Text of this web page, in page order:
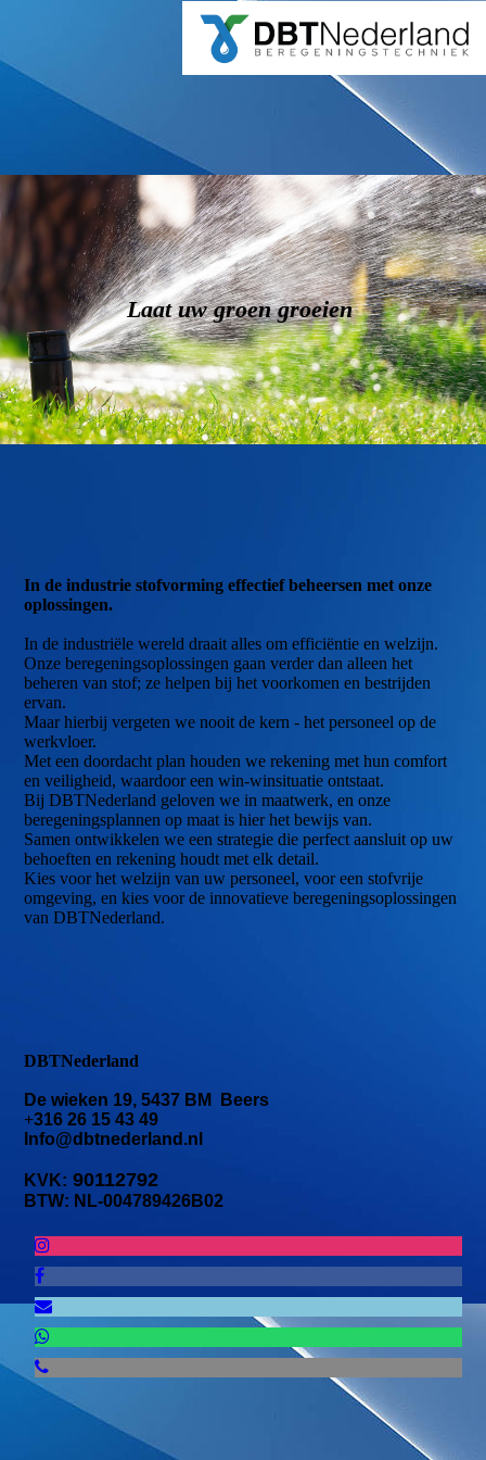
Laat uw groen groeien
In de industrie stofvorming effectief beheersen met onze
oplossingen.
In de industriële wereld draait alles om efficiëntie en welzijn.
Onze beregeningsoplossingen gaan verder dan alleen het
beheren van stof; ze helpen bij het voorkomen en bestrijden
ervan.
Maar hierbij vergeten we nooit de kern - het personeel op de
werkvloer.
Met een doordacht plan houden we rekening met hun comfort
en veiligheid, waardoor een win-winsituatie ontstaat.
Bij DBTNederland geloven we in maatwerk, en onze
beregeningsplannen op maat is hier het bewijs van.
Samen ontwikkelen we een strategie die perfect aansluit op uw
behoeften en rekening houdt met elk detail.
Kies voor het welzijn van uw personeel, voor een stofvrije
omgeving, en kies voor de innovatieve beregeningsoplossingen
van DBTNederland.
DBTNederland
De wieken 19, 5437 BM Beers
+316 26 15 43 49
Info@dbtnederland.nl
KVK: 90112792
BTW: NL-004789426B02